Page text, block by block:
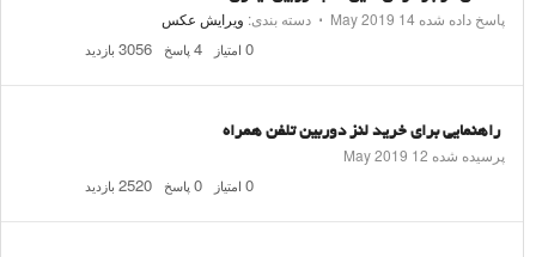
پاسخ داده شده 14 May 2019
⋅ دسته بندی: ویرایش عکس
3056 بازدید 4 پاسخ 0 امتیاز
راهنمایی برای خرید لنز دوربین تلفن همراه
پرسیده شده 12 May 2019
2520 بازدید 0 پاسخ 0 امتیاز